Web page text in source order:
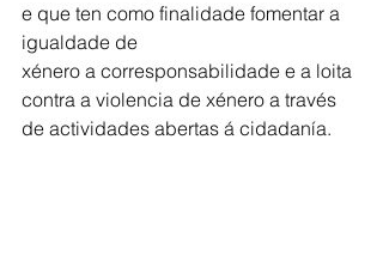
e que ten como finalidade fomentar a
igualdade de
xénero a corresponsabilidade e a loita
contra a violencia de xénero a través
de actividades abertas á cidadanía.